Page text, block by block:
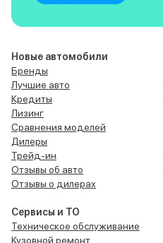
Новые автомобили
Бренды
Лучшие авто
Кредиты
Лизинг
Сравнения моделей
Дилеры
Трейд-ин
Отзывы об авто
Отзывы о дилерах
Сервисы и ТО
Техническое обслуживание
Кузовной ремонт